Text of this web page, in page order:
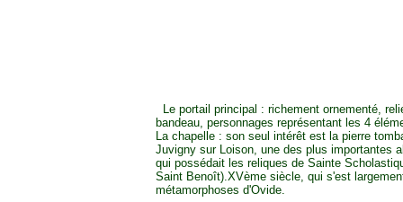
Le portail principal : richement ornementé,
bandeau, personnages représentant les 4
La chapelle : son seul intérêt est la pierre
Juvigny sur Loison, une des plus importantes
qui possédait les reliques de Sainte
Saint Benoît).XVème siècle, qui s'est
métamorphoses d'Ovide.